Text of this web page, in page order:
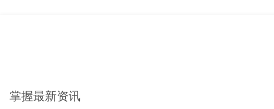
掌握最新资讯